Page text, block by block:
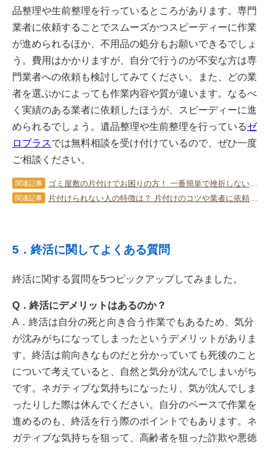
品整理や生前整理を行っているところがあります。専門
業者に依頼することでスムーズかつスピーディーに作業
が進められるほか、不用品の処分もお願いできるでしょ
う。費用はかかりますが、自分で行うのが不安な方は専
門業者への依頼も検討してみてください。また、どの業
者を選ぶかによっても作業内容や質が違います。なるべ
く実績のある業者に依頼したほうが、スピーディーに進
められるでしょう。遺品整理や生前整理を行っているゼ
ロプラスでは無料相談を受け付けているので、ぜひ一度
ご相談ください。
関連記事 ゴミ屋敷の片付けでお困りの方！ 一番簡単で挫折しない方法を解説！
関連記事 片付けられない人の特徴は？ 片付けのコツや業者に依頼する方法も！
5．終活に関してよくある質問
終活に関する質問を5つピックアップしてみました。
Q．終活にデメリットはあるのか？
A．終活は自分の死と向き合う作業でもあるため、気分
が沈みがちになってしまったというデメリットがありま
す。終活は前向きなものだと分かっていても死後のこと
について考えていると、自然と気分が沈んでしまいがち
です。ネガティブな気持ちになったり、気が沈んでしま
ったりした際は休んでください。自分のペースで作業を
進めるのも、終活を行う際のポイントでもあります。ネ
ガティブな気持ちを狙って、高齢者を狙った詐欺や悪徳